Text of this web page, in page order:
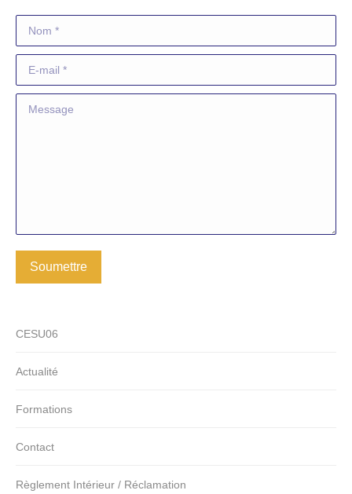
Nom *
E-mail *
Message
Soumettre
CESU06
Actualité
Formations
Contact
Règlement Intérieur / Réclamation